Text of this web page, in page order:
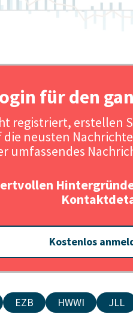
für den
registriert, erstellen
neusten
umfassendes
Kostenlos
EZB HWWI JLL